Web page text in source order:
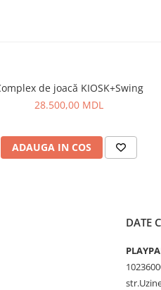
de joacă KIOSK+Swing
28.500,00 MDL
ADAUGA IN COS
DATE